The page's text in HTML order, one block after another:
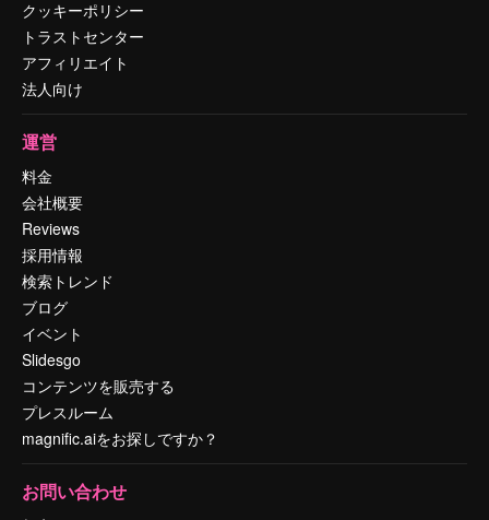
クッキーポリシー
トラストセンター
アフィリエイト
法人向け
運営
料金
会社概要
Reviews
採用情報
検索トレンド
ブログ
イベント
Slidesgo
コンテンツを販売する
プレスルーム
magnific.aiをお探しですか？
お問い合わせ